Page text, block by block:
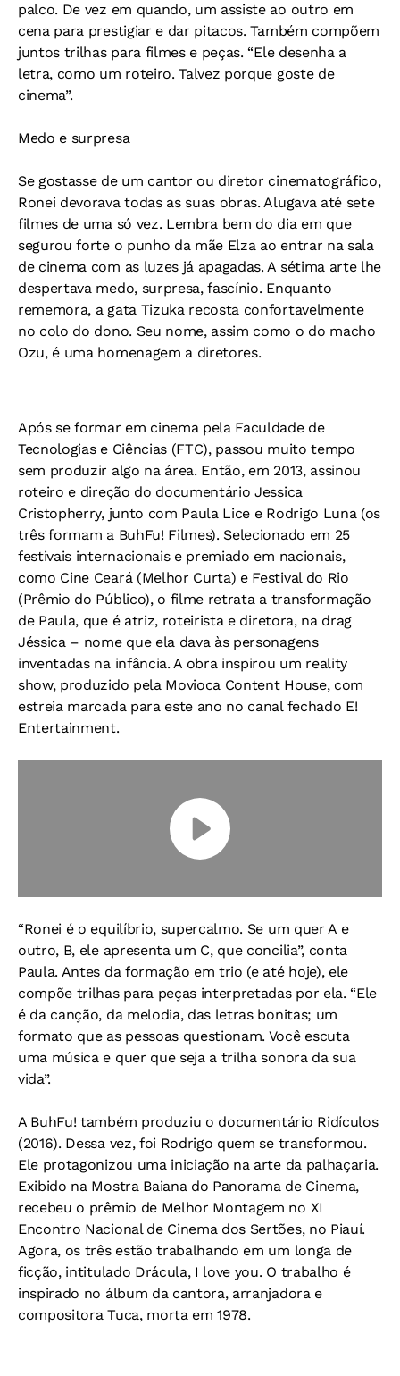
palco. De vez em quando, um assiste ao outro em
cena para prestigiar e dar pitacos. Também compõem
juntos trilhas para filmes e peças. “Ele desenha a
letra, como um roteiro. Talvez porque goste de
cinema”.
Medo e surpresa
Se gostasse de um cantor ou diretor cinematográfico,
Ronei devorava todas as suas obras. Alugava até sete
filmes de uma só vez. Lembra bem do dia em que
segurou forte o punho da mãe Elza ao entrar na sala
de cinema com as luzes já apagadas. A sétima arte lhe
despertava medo, surpresa, fascínio. Enquanto
rememora, a gata Tizuka recosta confortavelmente
no colo do dono. Seu nome, assim como o do macho
Ozu, é uma homenagem a diretores.
Após se formar em cinema pela Faculdade de
Tecnologias e Ciências (FTC), passou muito tempo
sem produzir algo na área. Então, em 2013, assinou
roteiro e direção do documentárioJessica
Cristopherry, junto com Paula Lice e Rodrigo Luna (os
três formam a BuhFu! Filmes). Selecionado em 25
festivais internacionais e premiado em nacionais,
como Cine Ceará (Melhor Curta) e Festival do Rio
(Prêmio do Público), o filme retrata a transformação
de Paula, que é atriz, roteirista e diretora, na drag
Jéssica – nome que ela dava às personagens
inventadas na infância. A obra inspirou um reality
show, produzido pela Movioca Content House, com
estreia marcada para este ano no canal fechado E!
Entertainment.
“Ronei é o equilíbrio, supercalmo. Se um quer A e
outro, B, ele apresenta um C, que concilia”, conta
Paula. Antes da formação em trio (e até hoje), ele
compõe trilhas para peças interpretadas por ela. “Ele
é da canção, da melodia, das letras bonitas; um
formato que as pessoas questionam. Você escuta
uma música e quer que seja a trilha sonora da sua
vida”.
A BuhFu! também produziu o documentário Ridículos
(2016). Dessa vez, foi Rodrigo quem se transformou.
Ele protagonizou uma iniciação na arte da palhaçaria.
Exibido na Mostra Baiana do Panorama de Cinema,
recebeu o prêmio de Melhor Montagem no XI
Encontro Nacional de Cinema dos Sertões, no Piauí.
Agora, os três estão trabalhando em um longa de
ficção, intitulado Drácula, I love you. O trabalho é
inspirado no álbum da cantora, arranjadora e
compositora Tuca, morta em 1978.